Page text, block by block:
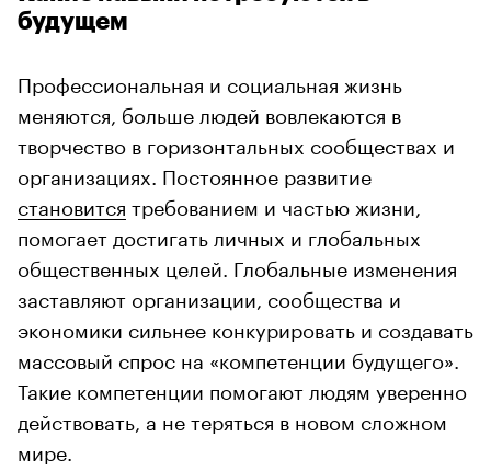
будущем
Профессиональная и социальная жизнь
меняются, больше людей вовлекаются в
творчество в горизонтальных сообществах и
организациях. Постоянное развитие
становится требованием и частью жизни,
помогает достигать личных и глобальных
общественных целей. Глобальные изменения
заставляют организации, сообщества и
экономики сильнее конкурировать и создавать
массовый спрос на «компетенции будущего».
Такие компетенции помогают людям уверенно
действовать, а не теряться в новом сложном
мире.